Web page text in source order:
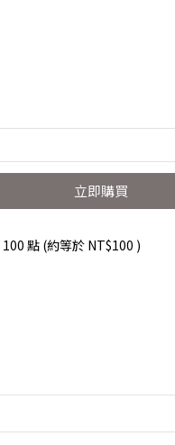
立即購買
100 點 (約等於 NT$100 )